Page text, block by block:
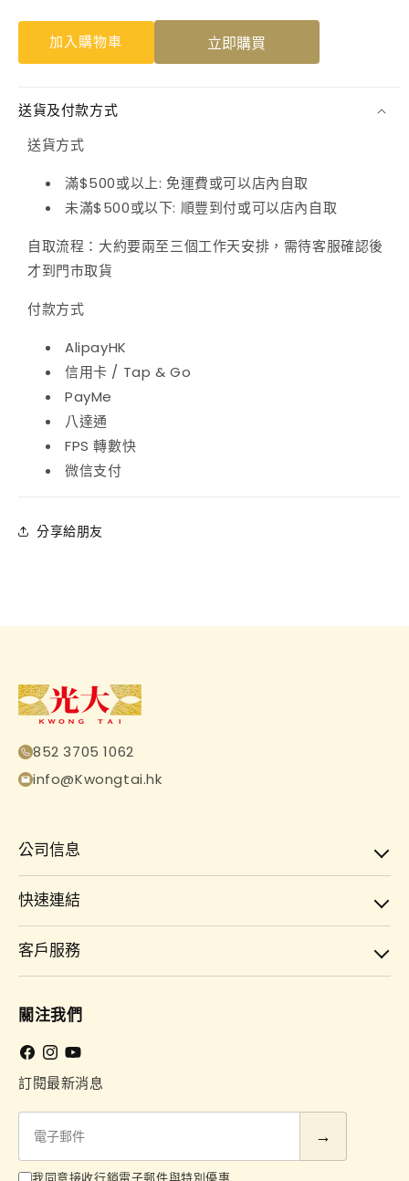
仲
數
減
少
仲
加入購物車 立即購買
送貨及付款方式
送貨方式
滿$500或以上: 免運費或可以店內自取
未滿$500或以下: 順豐到付或可以店內自取
自取流程：大約要兩至三個工作天安排，需待客服確認後
才到門市取貨
付款方式
AlipayHK
信用卡 / Tap & Go
PayMe
八達通
FPS 轉數快
微信支付
分享給朋友
852 3705 1062
info@Kwongtai.hk
公司信息
快速連結
客戶服務
關注我們
Facebook
Instagram
YouTube
訂閱最新消息
郵